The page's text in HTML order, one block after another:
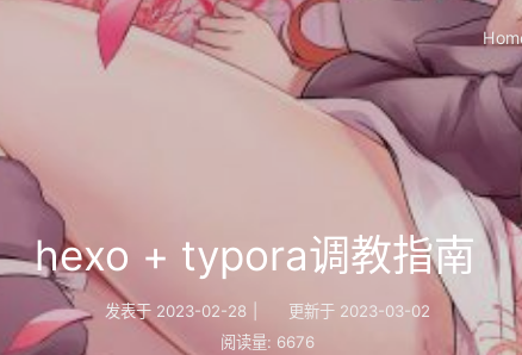
hexo + typora调教指南
发表于 2023-02-28 更新于 2023-03-02
阅读量: 6676